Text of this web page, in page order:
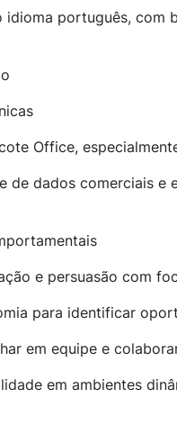
idioma português, com
Office,
de dados comerciais e
e persuasão com
para identificar
em equipe e
em ambientes